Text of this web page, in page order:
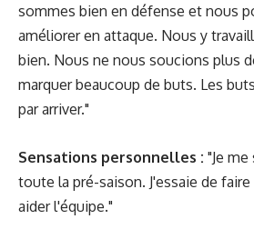
sommes bien en défense et nous
améliorer en attaque. Nous y
bien. Nous ne nous soucions plus
marquer beaucoup de buts. Les
par arriver."
Sensations personnelles : "Je
toute la pré-saison. J'essaie de
aider l'équipe."